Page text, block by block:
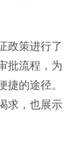
政策进行了
批流程，为
捷的途径。
求，也展示